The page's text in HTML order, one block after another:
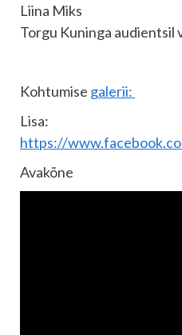
Liina Miks
Torgu Kuninga audientsil
Kohtumise galerii:
Lisa:
https://
Avakõne